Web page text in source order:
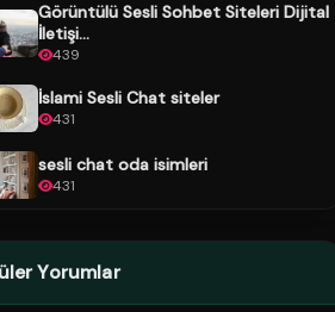
Görüntülü Sesli Sohbet Siteleri Dijital
İletişi...
439
İslami Sesli Chat siteler
431
sesli chat oda isimleri
431
Yorumlar